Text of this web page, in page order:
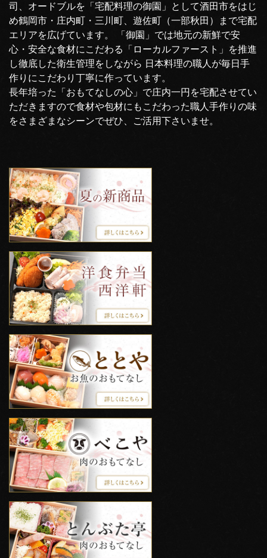
司、オードブルを「宅配料理の御園」として酒田市をはじ
め鶴岡市・庄内町・三川町、遊佐町（一部秋田）まで宅配
エリアを広げています。 「御園」では地元の新鮮で安
心・安全な食材にこだわる「ローカルファースト」を推進
し徹底した衛生管理をしながら 日本料理の職人が毎日手
作りにこだわり丁寧に作っています。
長年培った「おもてなしの心」で庄内一円を宅配させてい
ただきますので食材や包材にもこだわった職人手作りの味
をさまざまなシーンでぜひ、ご活用下さいませ。